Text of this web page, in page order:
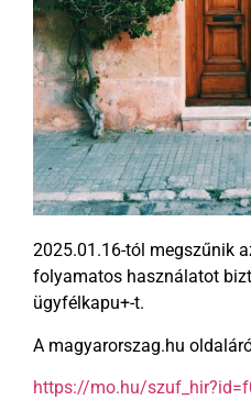
2025.01.16-tól megszűnik
folyamatos használatot
ügyfélkapu+-t.
A magyarorszag.hu
https://mo.hu/